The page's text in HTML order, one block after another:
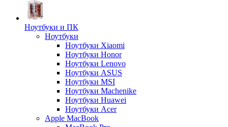
Ноутбуки и ПК
Ноутбуки
Ноутбуки Xiaomi
Ноутбуки Honor
Ноутбуки Lenovo
Ноутбуки ASUS
Ноутбуки MSI
Ноутбуки Machenike
Ноутбуки Huawei
Ноутбуки Acer
Apple MacBook